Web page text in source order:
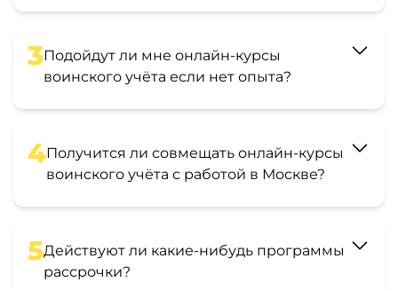
3Подойдут ли мне онлайн-курсы
воинского учёта если нет опыта?
4Получится ли совмещать онлайн-курсы
воинского учёта с работой в Москве?
5Действуют ли какие-нибудь программы
рассрочки?